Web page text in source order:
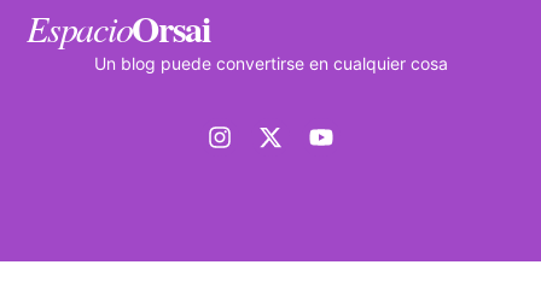
EspacioOrsai
Un blog puede convertirse en cualquier cosa